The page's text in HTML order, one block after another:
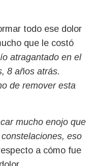
todo ese dolor
que le costó
atragantado en el
8 años atrás.
de remover esta
mucho enojo que
eso
a cómo fue